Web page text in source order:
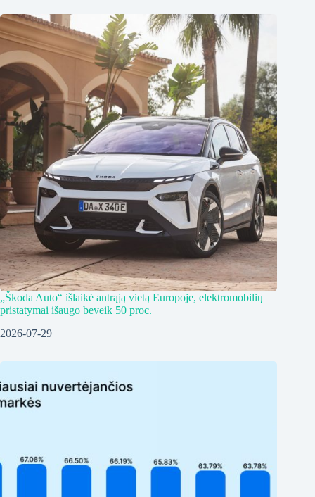
„Škoda Auto“ išlaikė antrąją vietą Europoje, elektromobilių
pristatymai išaugo beveik 50 proc.
2026-07-29